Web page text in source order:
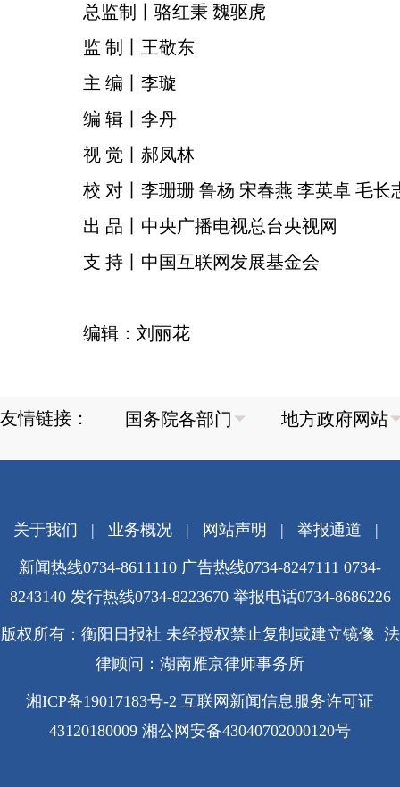
总监制丨骆红秉 魏驱虎
监 制丨王敬东
主 编丨李璇
编 辑丨李丹
视 觉丨郝凤林
校 对丨李珊珊 鲁杨 宋春燕 李英卓 毛长
出 品丨中央广播电视总台央视网
支 持丨中国互联网发展基金会
编辑：刘丽花
友情链接：
关于我们 | 业务概况| 网站声明 | 举报通道 |
新闻热线0734-8611110 广告热线0734-8247111 0734-
8243140 发行热线0734-8223670 举报电话0734-8686226
版权所有：衡阳日报社 未经授权禁止复制或建立镜像 法
律顾问：湖南雁京律师事务所
湘ICP备19017183号-2 互联网新闻信息服务许可证
43120180009 湘公网安备43040702000120号